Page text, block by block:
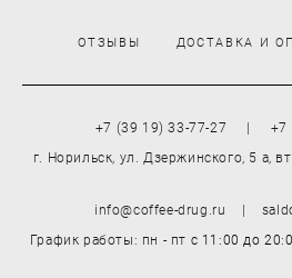
ОТЗЫВЫ ДОСТАВКА И
+7 (39 19) 33-77-27 | +7
г. Норильск, ул. Дзержинского, 5 а,
info@coffee-drug.ru |
График работы: пн - пт с 11:00 до